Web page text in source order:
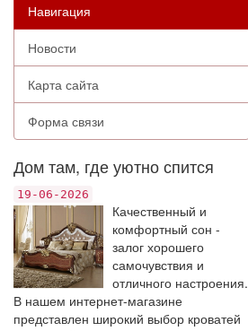
Навигация
Новости
Карта сайта
Форма связи
Дом там, где уютно спится
19-06-2026
Качественный и
комфортный сон -
залог хорошего
самочувствия и
отличного настроения.
В нашем интернет-магазине
представлен широкий выбор кроватей